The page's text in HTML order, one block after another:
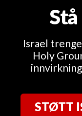
Israel
Holy
STØTT